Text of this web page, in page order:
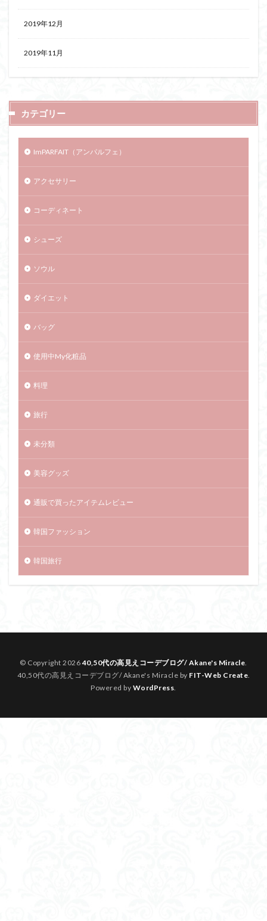
2019年12月
2019年11月
カテゴリー
ImPARFAIT（アンパルフェ）
アクセサリー
コーディネート
シューズ
ソウル
ダイエット
バッグ
使用中My化粧品
料理
旅行
未分類
美容グッズ
通販で買ったアイテムレビュー
韓国ファッション
韓国旅行
© Copyright 202640,50代の高見えコーデブログ/ Akane's Miracle
40,50代の高見えコーデブログ/ Akane's Miracle by FIT-Web Create
Powered by WordPress